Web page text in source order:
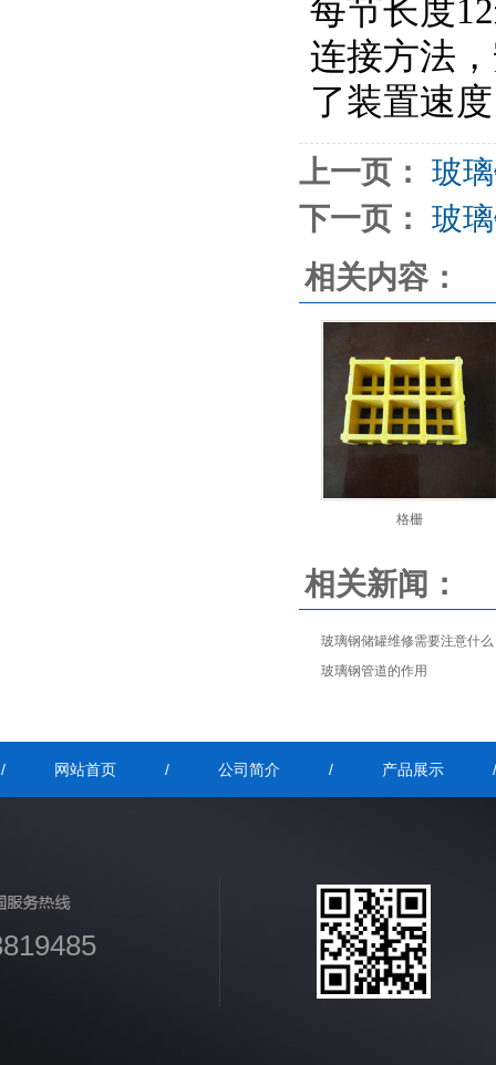
每节长度
连接方法
了装置速
上一页：
玻
下一页：
玻
相关内容：
格栅
相关新闻：
玻璃钢储罐维修需要注意什
玻璃钢管道的作用
/ 网站首页 / 公司简介 / 产品展示